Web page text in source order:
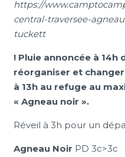
https://
central-traversee-
tuckett
! Pluie annoncée à 14h
réorganiser et
à 13h au refuge au
« Agneau noir ».
Réveil à 3h pour un
Agneau Noir PD 3c>3c